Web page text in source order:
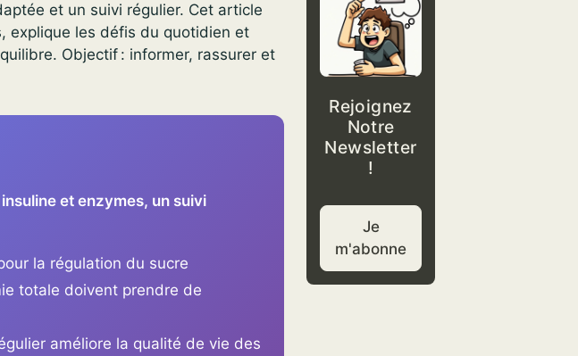
et un suivi régulier. Cet article
explique les défis du quotidien et
Objectif : informer, rassurer et
et enzymes, un suivi
la régulation du sucre
totale doivent prendre de
améliore la qualité de vie des
Rejoignez
Notre
Newsletter
!
Je
m'abonne